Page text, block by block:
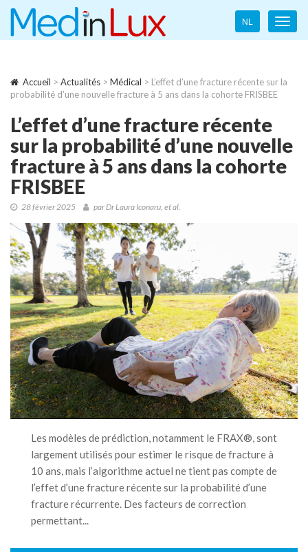
Language
navigation
NL
Accueil > Actualités > Médical > L’effet d’une fracture récente sur la
probabilité d’une nouvelle fracture à 5 ans dans la cohorte FRISBEE
L’effet d’une fracture récente
sur la probabilité d’une nouvelle
fracture à 5 ans dans la cohorte
FRISBEE
28 février 2025 parDr Laura Iconaru, et al.
Les modèles de prédiction, notamment le FRAX®, sont
largement utilisés pour estimer le risque de fracture à
10 ans, mais l’algorithme actuel ne tient pas compte de
l’effet d’une fracture récente sur la probabilité d’une
fracture récurrente. Des facteurs de correction
permettant...